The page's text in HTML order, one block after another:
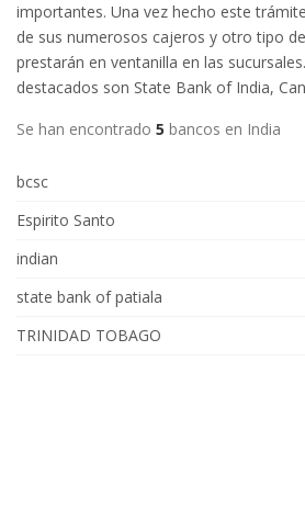
importantes. Una vez hecho este
de sus numerosos cajeros y otro tipo
prestarán en ventanilla en las
destacados son State Bank of India,
Se han encontrado 5 bancos en India
bcsc
Espirito Santo
indian
state bank of patiala
TRINIDAD TOBAGO